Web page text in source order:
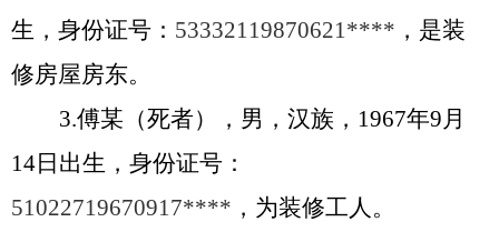
生，身份证号： 53332119870621**** ，是装
修房屋房东。
3.傅某 （死者），男，汉族， 1967年9月
14日出生，身份证号：
51022719670917**** ，为装修工人。